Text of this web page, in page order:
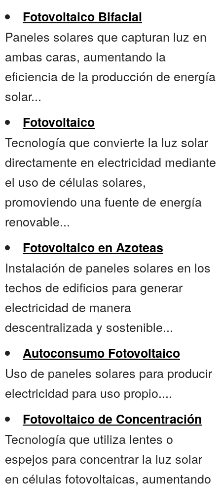
Fotovoltaico Bifacial
Paneles solares que capturan luz en
ambas caras, aumentando la
eficiencia de la producción de energía
solar...
Fotovoltaico
Tecnología que convierte la luz solar
directamente en electricidad mediante
el uso de células solares,
promoviendo una fuente de energía
renovable...
Fotovoltaico en Azoteas
Instalación de paneles solares en los
techos de edificios para generar
electricidad de manera
descentralizada y sostenible...
Autoconsumo Fotovoltaico
Uso de paneles solares para producir
electricidad para uso propio....
Fotovoltaico de Concentración
Tecnología que utiliza lentes o
espejos para concentrar la luz solar
en células fotovoltaicas, aumentando